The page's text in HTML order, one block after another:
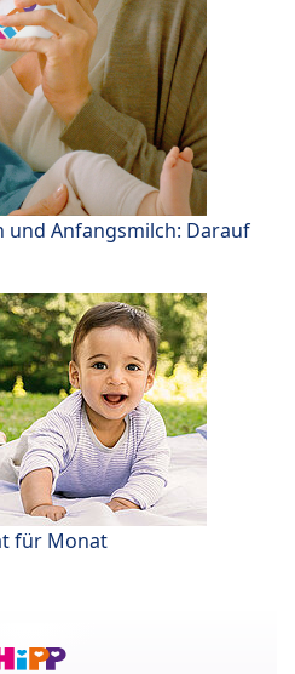
und Anfangsmilch: Darauf
für Monat